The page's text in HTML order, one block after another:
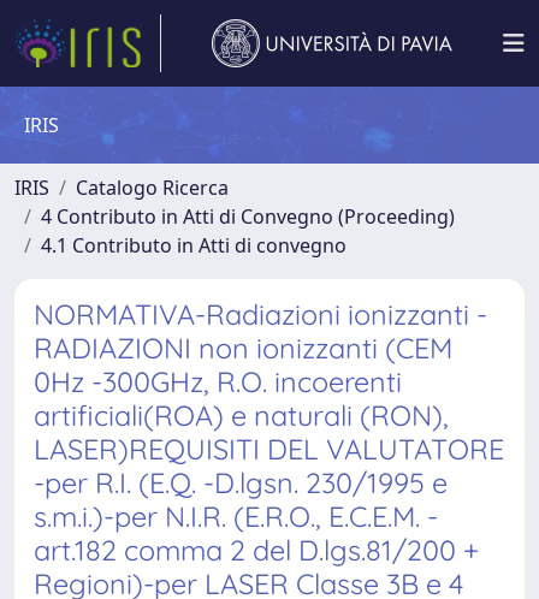
IRIS
IRIS
Catalogo Ricerca
4 Contributo in Atti di Convegno (Proceeding)
4.1 Contributo in Atti di convegno
NORMATIVA-Radiazioni ionizzanti -
RADIAZIONI non ionizzanti (CEM
0Hz -300GHz, R.O. incoerenti
artificiali(ROA) e naturali (RON),
LASER)REQUISITI DEL VALUTATORE
-per R.I. (E.Q. -D.lgsn. 230/1995 e
s.m.i.)-per N.I.R. (E.R.O., E.C.E.M. -
art.182 comma 2 del D.lgs.81/200 +
Regioni)-per LASER Classe 3B e 4